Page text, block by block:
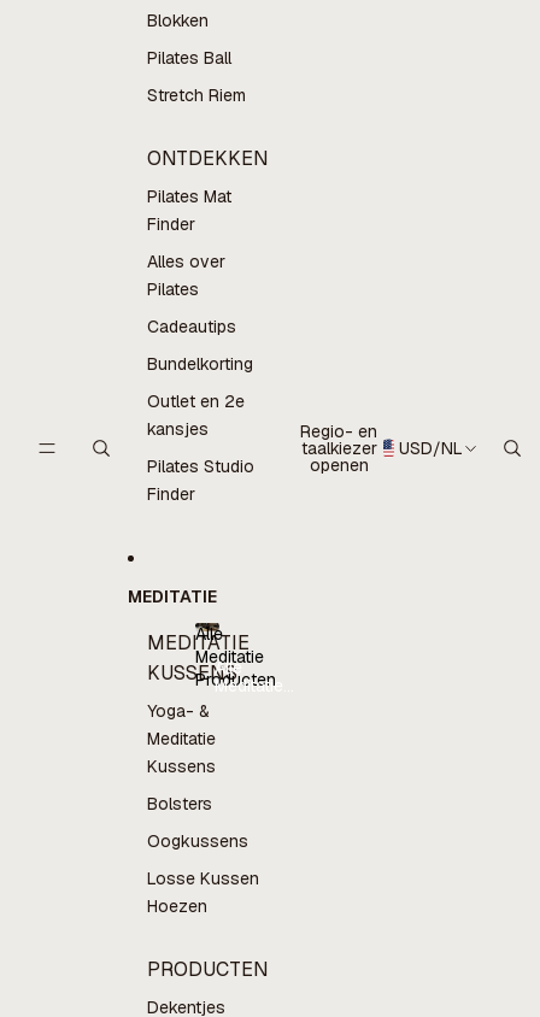
Blokken
Pilates Ball
Stretch Riem
ONTDEKKEN
Pilates Mat
Finder
Alles over
Pilates
Cadeautips
Bundelkorting
Outlet en 2e
kansjes
Pilates Studio
Finder
MEDITATIE
MEDITATIE
KUSSENS
Yoga- &
Meditatie
Kussens
Bolsters
Oogkussens
Losse Kussen
Hoezen
PRODUCTEN
Dekentjes
Alle
Meditatie
Producten
Alle
Meditatie
Regio- en
taalkiezer
openen
USD/NL